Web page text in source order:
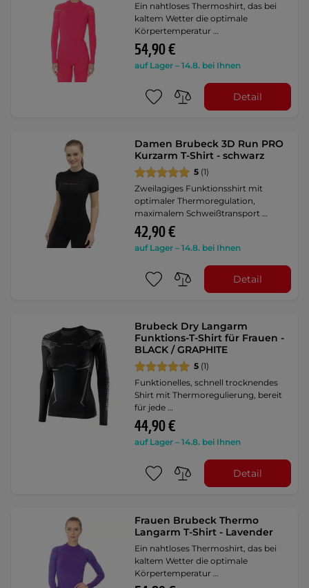
Ein nahtloses Thermoshirt, das bei
kaltem Wetter die optimale
Körpertemperatur …
54,90 €
auf Lager – 14.8. bei Ihnen
Detail
Damen Brubeck 3D Run PRO
Kurzarm T-Shirt - schwarz
5 (1)
Zweilagiges Funktionsshirt mit
optimaler Thermoregulation,
maximalem Schweißtransport …
42,90 €
auf Lager – 14.8. bei Ihnen
Detail
Brubeck Dry Langarm
Funktions-T-Shirt für Frauen -
BLACK / GRAPHITE
5 (1)
Funktionelles, schnell trocknendes
Shirt mit Thermoregulierung, bereit
für jede …
44,90 €
auf Lager – 14.8. bei Ihnen
Detail
Frauen Brubeck Thermo
Langarm T-Shirt - Lavender
Ein nahtloses Thermoshirt, das bei
kaltem Wetter die optimale
Körpertemperatur …